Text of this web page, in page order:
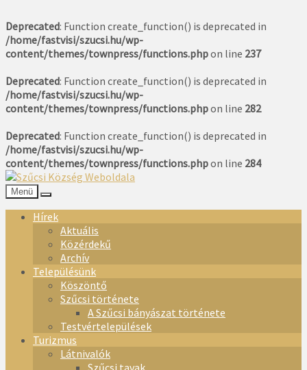
Deprecated: Function create_function() is deprecated in
/home/fastvisi/szucsi.hu/wp-
content/themes/townpress/functions.phpon line 237
Deprecated: Function create_function() is deprecated in
/home/fastvisi/szucsi.hu/wp-
content/themes/townpress/functions.phpon line 282
Deprecated: Function create_function() is deprecated in
/home/fastvisi/szucsi.hu/wp-
content/themes/townpress/functions.phpon line 284
Menü
Hírek
Aktuális
Közérdekű
Archív
Településünk
Köszöntő
Szűcsi története
A Szűcsi bányászat története
Testvértelepülések
Turizmus
Látnivalók
Szűcsi tavak